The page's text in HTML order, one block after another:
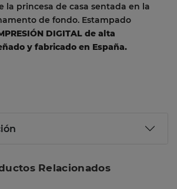
la princesa de casa sentada en la
de fondo. Estampado
DIGITAL de alta
y fabricado en España.
Relacionados